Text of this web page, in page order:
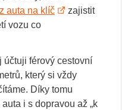
značky i
auto z dovozu
bez starostí s
být auto u vás i
administrativě
může být proces
s čím počítat.
auta na klíč
zajistit
vozu co
účtuji férový cestovní
který si vždy
Díky tomu
i s dopravou až „k